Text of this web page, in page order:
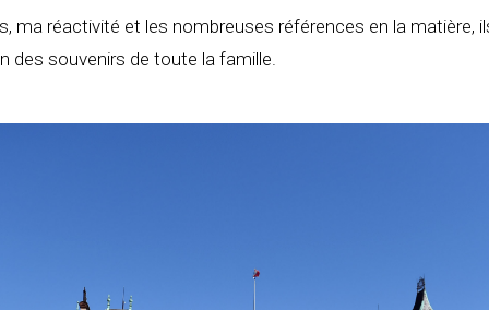
ma réactivité et les nombreuses références en la matière,
des souvenirs de toute la famille.